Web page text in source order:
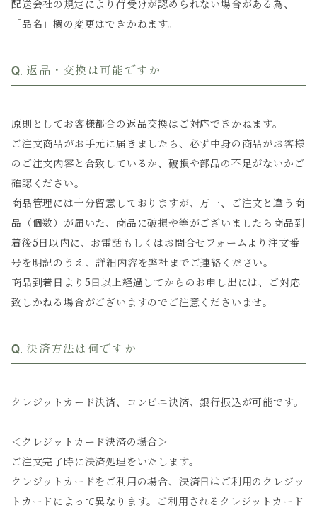
配送会社の規定により荷受けが認められない場合がある為、
「品名」欄の変更はできかねます。
返品・交換は可能ですか
原則としてお客様都合の返品交換はご対応できかねます。
ご注文商品がお手元に届きましたら、必ず中身の商品がお客様
のご注文内容と合致しているか、破損や部品の不足がないかご
確認ください。
商品管理には十分留意しておりますが、万一、ご注文と違う商
品（個数）が届いた、商品に破損や等がございましたら商品到
着後5日以内に、お電話もしくはお問合せフォームより注文番
号を明記のうえ、詳細内容を弊社までご連絡ください。
商品到着日より5日以上経過してからのお申し出には、ご対応
致しかねる場合がございますのでご注意くださいませ。
決済方法は何ですか
クレジットカード決済、コンビニ決済、銀行振込が可能です。
＜クレジットカード決済の場合＞
ご注文完了時に決済処理をいたします。
クレジットカードをご利用の場合、決済日はご利用のクレジッ
トカードによって異なります。ご利用されるクレジットカード